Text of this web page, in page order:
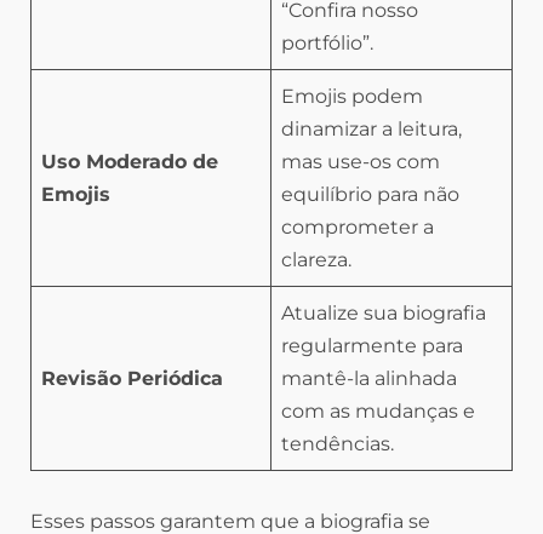
“Confira nosso
portfólio”.
Uso Moderado de
Emojis
Emojis podem
dinamizar a leitura,
mas use-os com
equilíbrio para não
comprometer a
clareza.
Revisão Periódica
Atualize sua biografia
regularmente para
mantê-la alinhada
com as mudanças e
tendências.
Esses passos garantem que a biografia se